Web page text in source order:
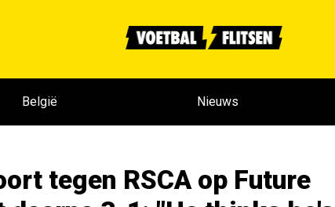
België Nieuws
tegen RSCA op Future